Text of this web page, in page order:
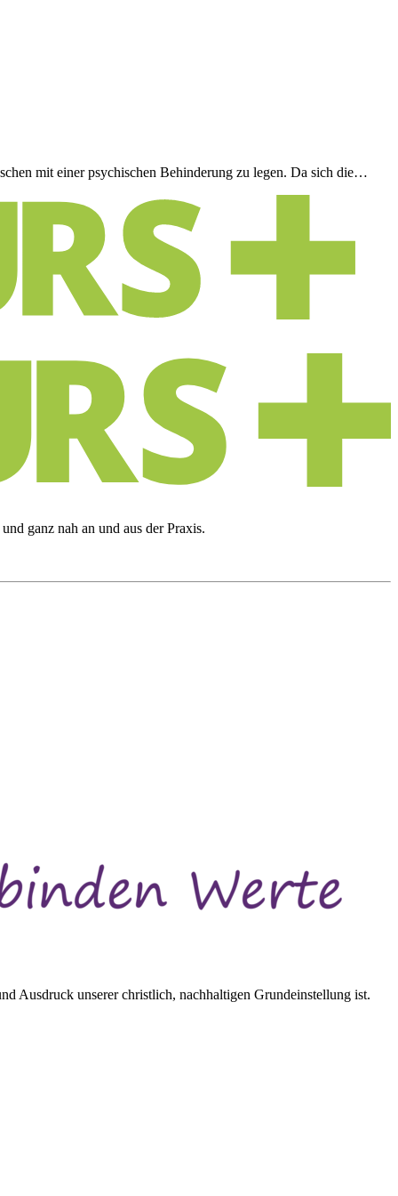
mit einer psychischen Behinderung zu legen. Da sich die…
ganz nah an und aus der Praxis.
Ausdruck unserer christlich, nachhaltigen Grundeinstellung ist.